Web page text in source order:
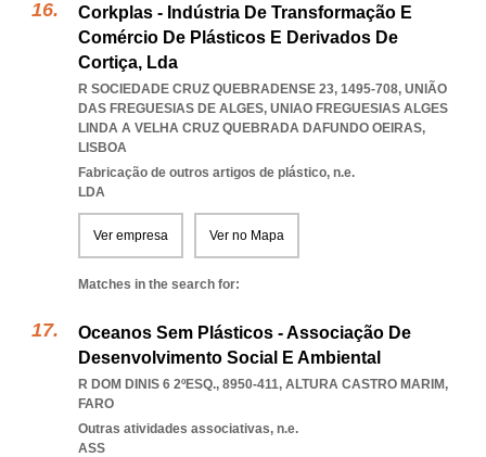
Corkplas - Indústria De Transformação E
Comércio De Plásticos E Derivados De
Cortiça, Lda
R SOCIEDADE CRUZ QUEBRADENSE 23, 1495-708, UNIÃO
DAS FREGUESIAS DE ALGES, UNIAO FREGUESIAS ALGES
LINDA A VELHA CRUZ QUEBRADA DAFUNDO OEIRAS,
LISBOA
Fabricação de outros artigos de plástico, n.e.
LDA
Ver empresa Ver no Mapa
Matches in the search for:
Oceanos Sem Plásticos - Associação De
Desenvolvimento Social E Ambiental
R DOM DINIS 6 2ºESQ., 8950-411, ALTURA CASTRO MARIM,
FARO
Outras atividades associativas, n.e.
ASS